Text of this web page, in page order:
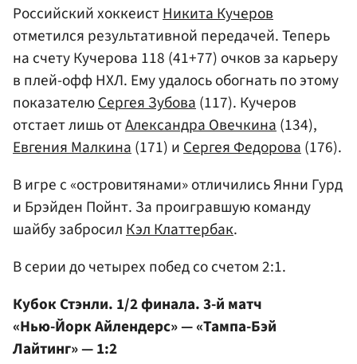
Российский хоккеистНикита Кучеров
отметился результативной передачей. Теперь
на счету Кучерова 118 (41+77) очков за карьеру
в плей-офф НХЛ. Ему удалось обогнать по этому
показателюСергея Зубова (117). Кучеров
отстает лишь отАлександра Овечкина (134),
Евгения Малкина (171) и Сергея Федорова (176).
В игре с «островитянами» отличились Янни Гурд
и Брэйден Пойнт. За проигравшую команду
шайбу забросилКэл Клаттербак.
В серии до четырех побед со счетом 2:1.
Кубок Стэнли. 1/2 финала. 3-й матч
«Нью-Йорк Айлендерс» — «Тампа-Бэй
Лайтинг» — 1:2